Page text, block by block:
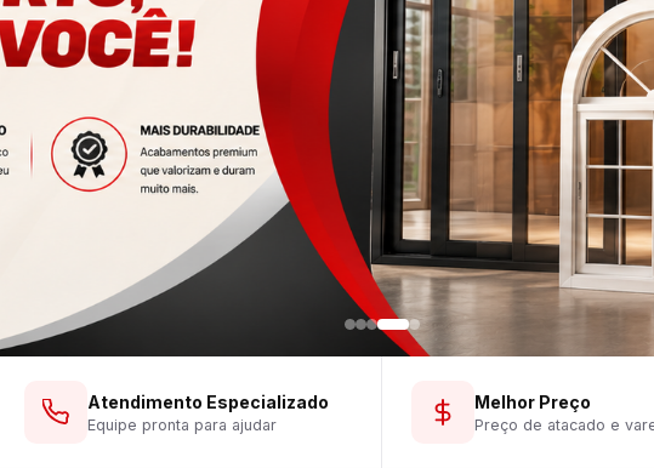
Atendimento Especializado
Equipe pronta para ajudar
Melhor Preço
Preço de atacado e